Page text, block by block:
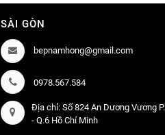
SÀI GÒN
bepnamhong@gmail.com
0978.567.584
Địa chỉ: Số 824 An Dương Vương
- Q.6 Hồ Chí Minh